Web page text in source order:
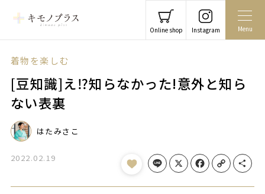
Online shop Instagram Menu
着物を楽しむ
[豆知識]え⁉︎知らなかった!意外と知ら
ない表裏
はたみさこ
2022.02.19 Line X Facebook Copy Link Share